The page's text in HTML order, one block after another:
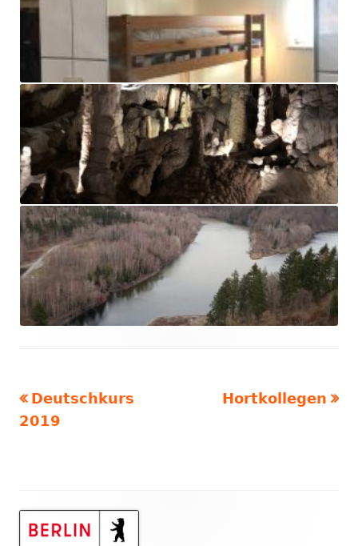
Beitragsnavigation
Vorheriger
Beitrag:
Deutschkurs
2019
Nächster
Hortkollegen
Haupt-